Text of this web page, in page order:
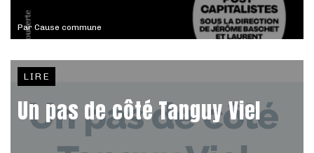
Par Cause commune
LIRE
Un pas de côté Tanguy Viel